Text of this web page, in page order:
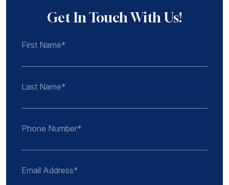
Get In Touch With Us!